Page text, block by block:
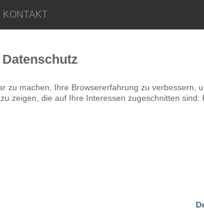
KONTAKT
zu machen, Ihre Browsererfahrung zu verbessern,
zeigen, die auf Ihre Interessen zugeschnitten sind.